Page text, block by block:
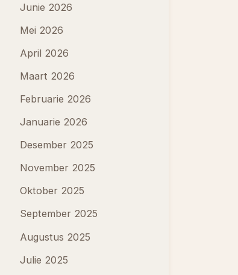
Junie 2026
Mei 2026
April 2026
Maart 2026
Februarie 2026
Januarie 2026
Desember 2025
November 2025
Oktober 2025
September 2025
Augustus 2025
Julie 2025